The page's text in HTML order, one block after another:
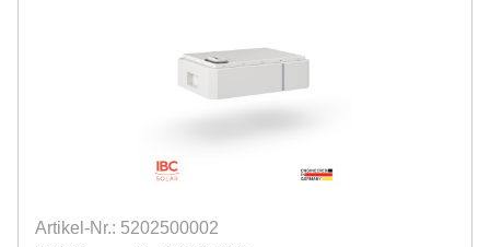
Artikel-Nr.: 5202500002